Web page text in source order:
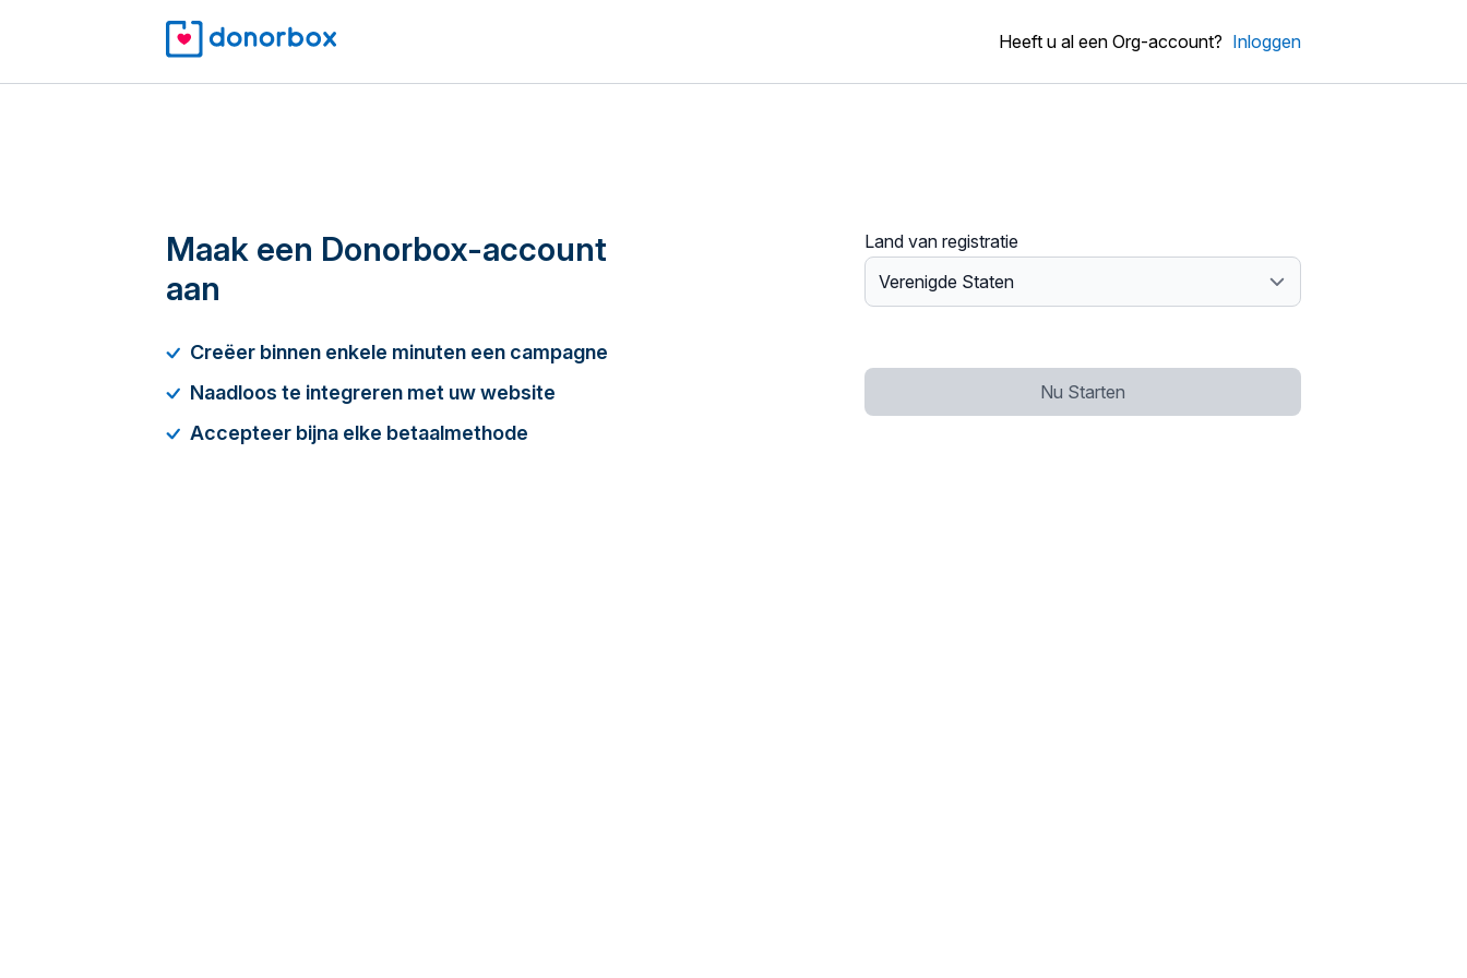
Heeft u al een Org-account? Inloggen
Maak een Donorbox-account
aan
Creëer binnen enkele minuten een campagne
Naadloos te integreren met uw website
Accepteer bijna elke betaalmethode
Land van registratie
Nu Starten